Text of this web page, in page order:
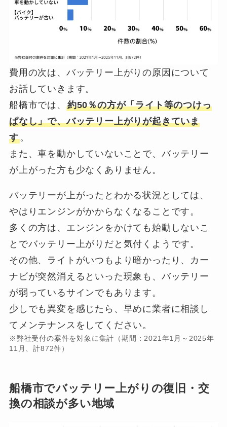
費用の次は、バッテリー上がりの原因について
お話していきます。
船橋市では、 約50％の方が「ライト等のつけっ
ぱなし」で、バッテリー上がりが起きていま
す。
また、車を動かしていないことで、バッテリー
が上がった方も少なくありません。
バッテリーが上がったとわかる状況としては、
やはりエンジンがかからなくなることです。
多くの方は、エンジンをかけても始動しないこ
とでバッテリー上がりだと気付くようです。
その他、ライトがいつもより暗かったり、カー
ナビが突然消えるといった現象も、バッテリー
が弱っているサインでもあります。
少しでも異変を感じたら、早めに業者に相談し
てメンテナンスをしてください。
※弊社受付の案件を対象に集計（期間：2021年1月～2025年
11月、計872件）
船橋市でバッテリー上がりの復旧・交
換の相談が多い地域